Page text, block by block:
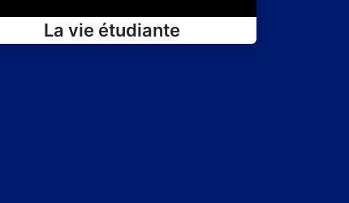
La vie étudiante